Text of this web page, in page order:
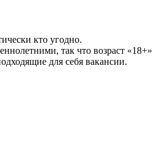
кто угодно.
так что возраст «18+»
для себя вакансии.